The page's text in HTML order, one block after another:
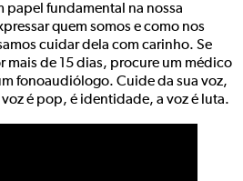
papel fundamental na nossa
quem somos e como nos
cuidar dela com carinho. Se
mais de 15 dias, procure um médico
fonoaudiólogo. Cuide da sua voz,
é pop, é identidade, a voz é luta.